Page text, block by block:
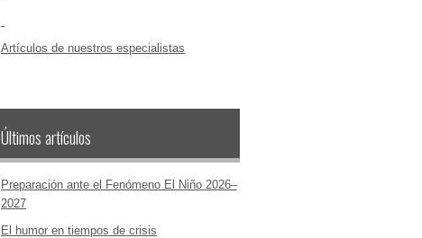
Artículos de nuestros especialistas
Últimos artículos
Preparación ante el Fenómeno El Niño 2026–
2027
El humor en tiempos de crisis